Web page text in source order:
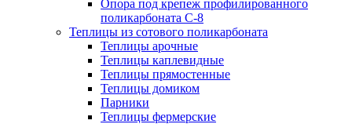
Опора под крепеж профилированного
поликарбоната С-8
Теплицы из сотового поликарбоната
Теплицы арочные
Теплицы каплевидные
Теплицы прямостенные
Теплицы домиком
Парники
Теплицы фермерские